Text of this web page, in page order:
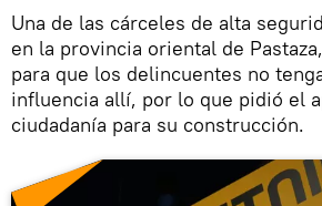
Una de las cárceles de alta
en la provincia oriental de
para que los delincuentes no
influencia allí, por lo que pidió el
ciudadanía para su construcción.